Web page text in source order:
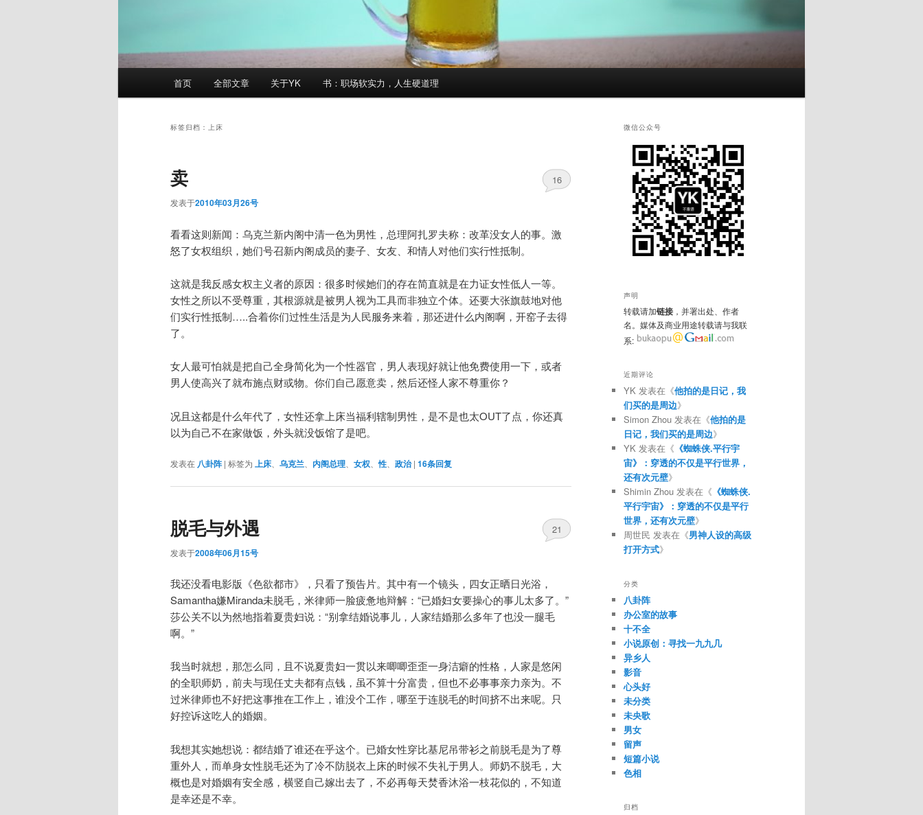
首页 全部文章 关于YK 书：职场软实力，人生硬道理
标签归档： 上床
卖
发表于2010年03月26号
16
看看这则新闻：乌克兰新内阁中清一色为男性，总理阿扎罗夫称：改革没女人的事。激
怒了女权组织，她们号召新内阁成员的妻子、女友、和情人对他们实行性抵制。
这就是我反感女权主义者的原因：很多时候她们的存在简直就是在力证女性低人一等。
女性之所以不受尊重，其根源就是被男人视为工具而非独立个体。还要大张旗鼓地对他
们实行性抵制…..合着你们过性生活是为人民服务来着，那还进什么内阁啊，开窑子去得
了。
女人最可怕就是把自己全身简化为一个性器官，男人表现好就让他免费使用一下，或者
男人使高兴了就布施点财或物。你们自己愿意卖，然后还怪人家不尊重你？
况且这都是什么年代了，女性还拿上床当福利辖制男性，是不是也太OUT了点，你还真
以为自己不在家做饭，外头就没饭馆了是吧。
发表在 八卦阵 | 标签为 上床 乌克兰 内阁总理 女权 、性 政治 | 16条回复
脱毛与外遇
发表于2008年06月15号
21
我还没看电影版《色欲都市》，只看了预告片。其中有一个镜头，四女正晒日光浴，
Samantha嫌Miranda未脱毛，米律师一脸疲惫地辩解：“已婚妇女要操心的事儿太多了。”
莎公关不以为然地指着夏贵妇说：“别拿结婚说事儿，人家结婚那么多年了也没一腿毛
啊。”
我当时就想，那怎么同，且不说夏贵妇一贯以来唧唧歪歪一身洁癖的性格，人家是悠闲
的全职师奶，前夫与现任丈夫都有点钱，虽不算十分富贵，但也不必事事亲力亲为。不
过米律师也不好把这事推在工作上，谁没个工作，哪至于连脱毛的时间挤不出来呢。只
好控诉这吃人的婚姻。
我想其实她想说：都结婚了谁还在乎这个。已婚女性穿比基尼吊带衫之前脱毛是为了尊
重外人，而单身女性脱毛还为了冷不防脱衣上床的时候不失礼于男人。师奶不脱毛，大
概也是对婚姻有安全感，横竖自己嫁出去了，不必再每天焚香沐浴一枝花似的，不知道
是幸还是不幸。
微信公众号
声明
转载请加链接 ，并署出处、作者
名。媒体及商业用途转载请与我联
系:
近期评论
YK 发表在《他拍的是日记，我
们买的是周边》
Simon Zhou 发表在《他拍的是
日记，我们买的是周边》
YK 发表在《 《蜘蛛侠.平行宇
宙》：穿透的不仅是平行世界，
还有次元壁》
Shimin Zhou 发表在《 《蜘蛛侠.
平行宇宙》：穿透的不仅是平行
世界，还有次元壁》
周世民 发表在《男神人设的高级
打开方式》
分类
八卦阵
办公室的故事
十不全
小说原创：寻找一九九几
异乡人
影音
心头好
未分类
未央歌
男女
留声
短篇小说
色相
归档